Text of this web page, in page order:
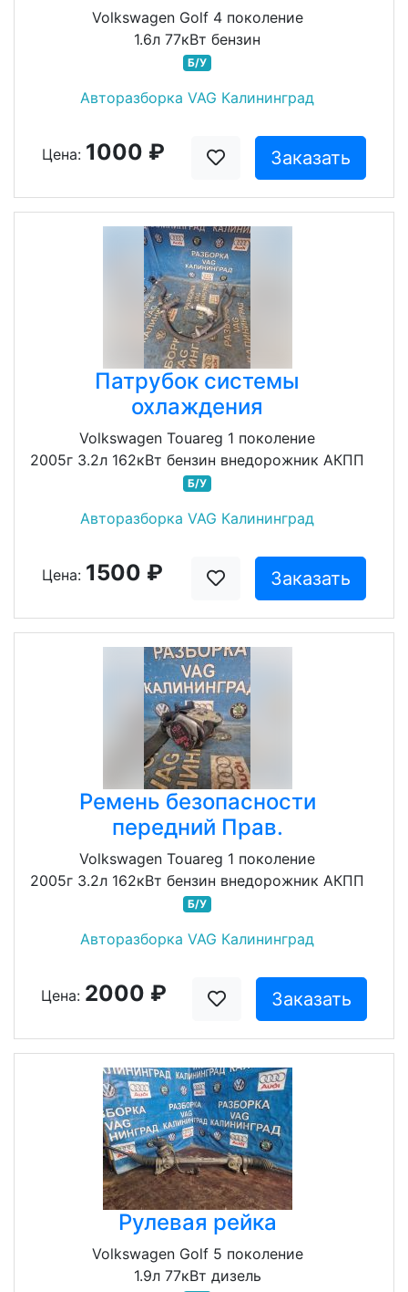
Volkswagen Golf 4 поколение
1.6л 77кВт бензин
Б/У
Авторазборка VAG Калининград
Цена: 1000 ₽ Заказать
Патрубок системы
охлаждения
Volkswagen Touareg 1 поколение
2005г 3.2л 162кВт бензин внедорожник АКПП
Б/У
Авторазборка VAG Калининград
Цена: 1500 ₽ Заказать
Ремень безопасности
передний Прав.
Volkswagen Touareg 1 поколение
2005г 3.2л 162кВт бензин внедорожник АКПП
Б/У
Авторазборка VAG Калининград
Цена: 2000 ₽ Заказать
Рулевая рейка
Volkswagen Golf 5 поколение
1.9л 77кВт дизель